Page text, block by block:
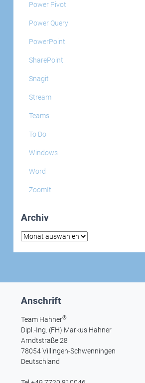
Power Pivot
Power Query
PowerPoint
SharePoint
Snagit
Stream
Teams
To Do
Windows
Word
ZoomIt
Archiv
Archiv
Anschrift
Team Hahner®
Dipl.-Ing. (FH) Markus Hahner
Arndtstraße 28
78054 Villingen-Schwenningen
Deutschland